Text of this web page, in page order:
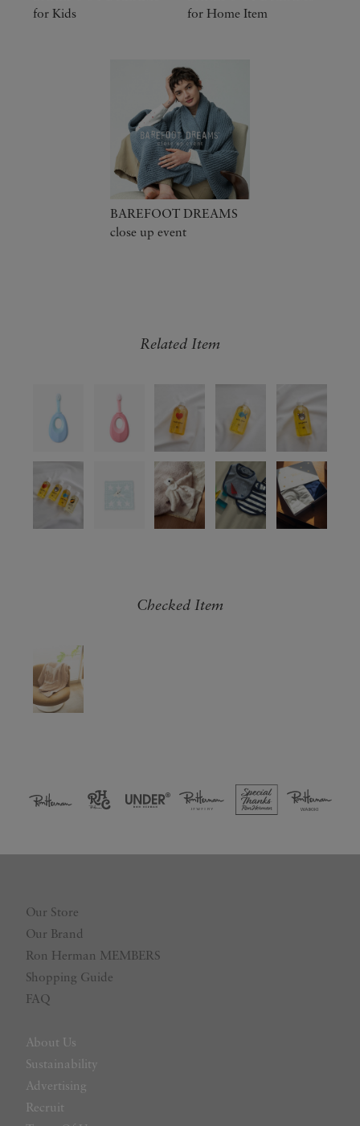
for Kids
for Home Item
BAREFOOT DREAMS
close up event
Related Item
Checked Item
Our Store
Our Brand
Ron Herman MEMBERS
Shopping Guide
FAQ
About Us
Sustainability
Advertising
Recruit